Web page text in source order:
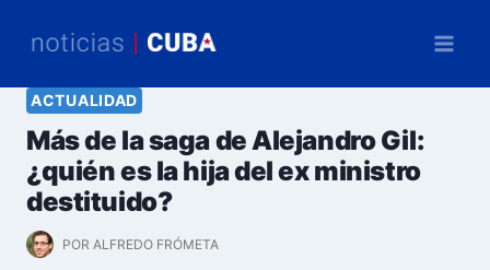
ACTUALIDAD
Más de la saga de Alejandro Gil:
¿quién es la hija del ex ministro
destituido?
POR ALFREDO FRÓMETA